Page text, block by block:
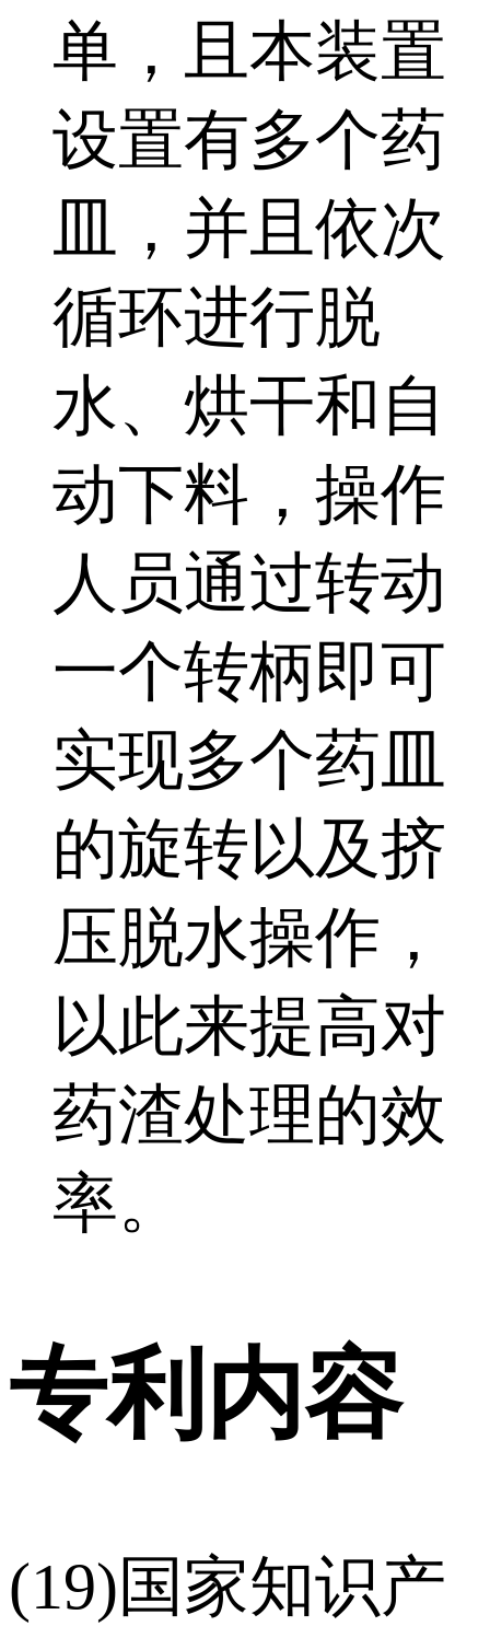
单，且本装置
设置有多个药
皿，并且依次
循环进行脱
水、烘干和自
动下料，操作
人员通过转动
一个转柄即可
实现多个药皿
的旋转以及挤
压脱水操作，
以此来提高对
药渣处理的效
率。
专利内容
(19)国家知识产